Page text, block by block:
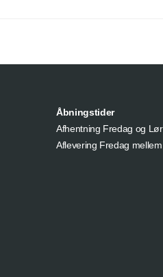
Åbningstider
Afhentning Fredag og
Aflevering Fredag